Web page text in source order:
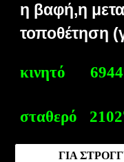
η βαφή,η
τοποθέτηση
κινητό
σταθερό
ΓΙΑ